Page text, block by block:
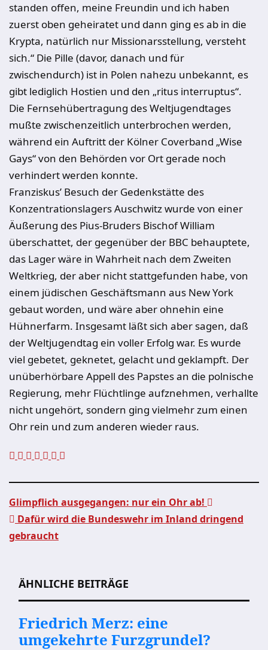
standen offen, meine Freundin und ich haben
zuerst oben geheiratet und dann ging es ab in die
Krypta, natürlich nur Missionarsstellung, versteht
sich.“ Die Pille (davor, danach und für
zwischendurch) ist in Polen nahezu unbekannt, es
gibt lediglich Hostien und den „ritus interruptus“.
Die Fernsehübertragung des Weltjugendtages
mußte zwischenzeitlich unterbrochen werden,
während ein Auftritt der Kölner Coverband „Wise
Gays“ von den Behörden vor Ort gerade noch
verhindert werden konnte.
Franziskus’ Besuch der Gedenkstätte des
Konzentrationslagers Auschwitz wurde von einer
Äußerung des Pius-Bruders Bischof William
überschattet, der gegenüber der BBC behauptete,
das Lager wäre in Wahrheit nach dem Zweiten
Weltkrieg, der aber nicht stattgefunden habe, von
einem jüdischen Geschäftsmann aus New York
gebaut worden, und wäre aber ohnehin eine
Hühnerfarm. Insgesamt läßt sich aber sagen, daß
der Weltjugendtag ein voller Erfolg war. Es wurde
viel gebetet, geknetet, gelacht und geklampft. Der
unüberhörbare Appell des Papstes an die polnische
Regierung, mehr Flüchtlinge aufznehmen, verhallte
nicht ungehört, sondern ging vielmehr zum einen
Ohr rein und zum anderen wieder raus.
Beitragsnavigation
Glimpflich ausgegangen: nur ein Ohr ab!
Dafür wird die Bundeswehr im Inland dringend
gebraucht
ÄHNLICHE BEITRÄGE
Friedrich Merz: eine
umgekehrte Furzgrundel?